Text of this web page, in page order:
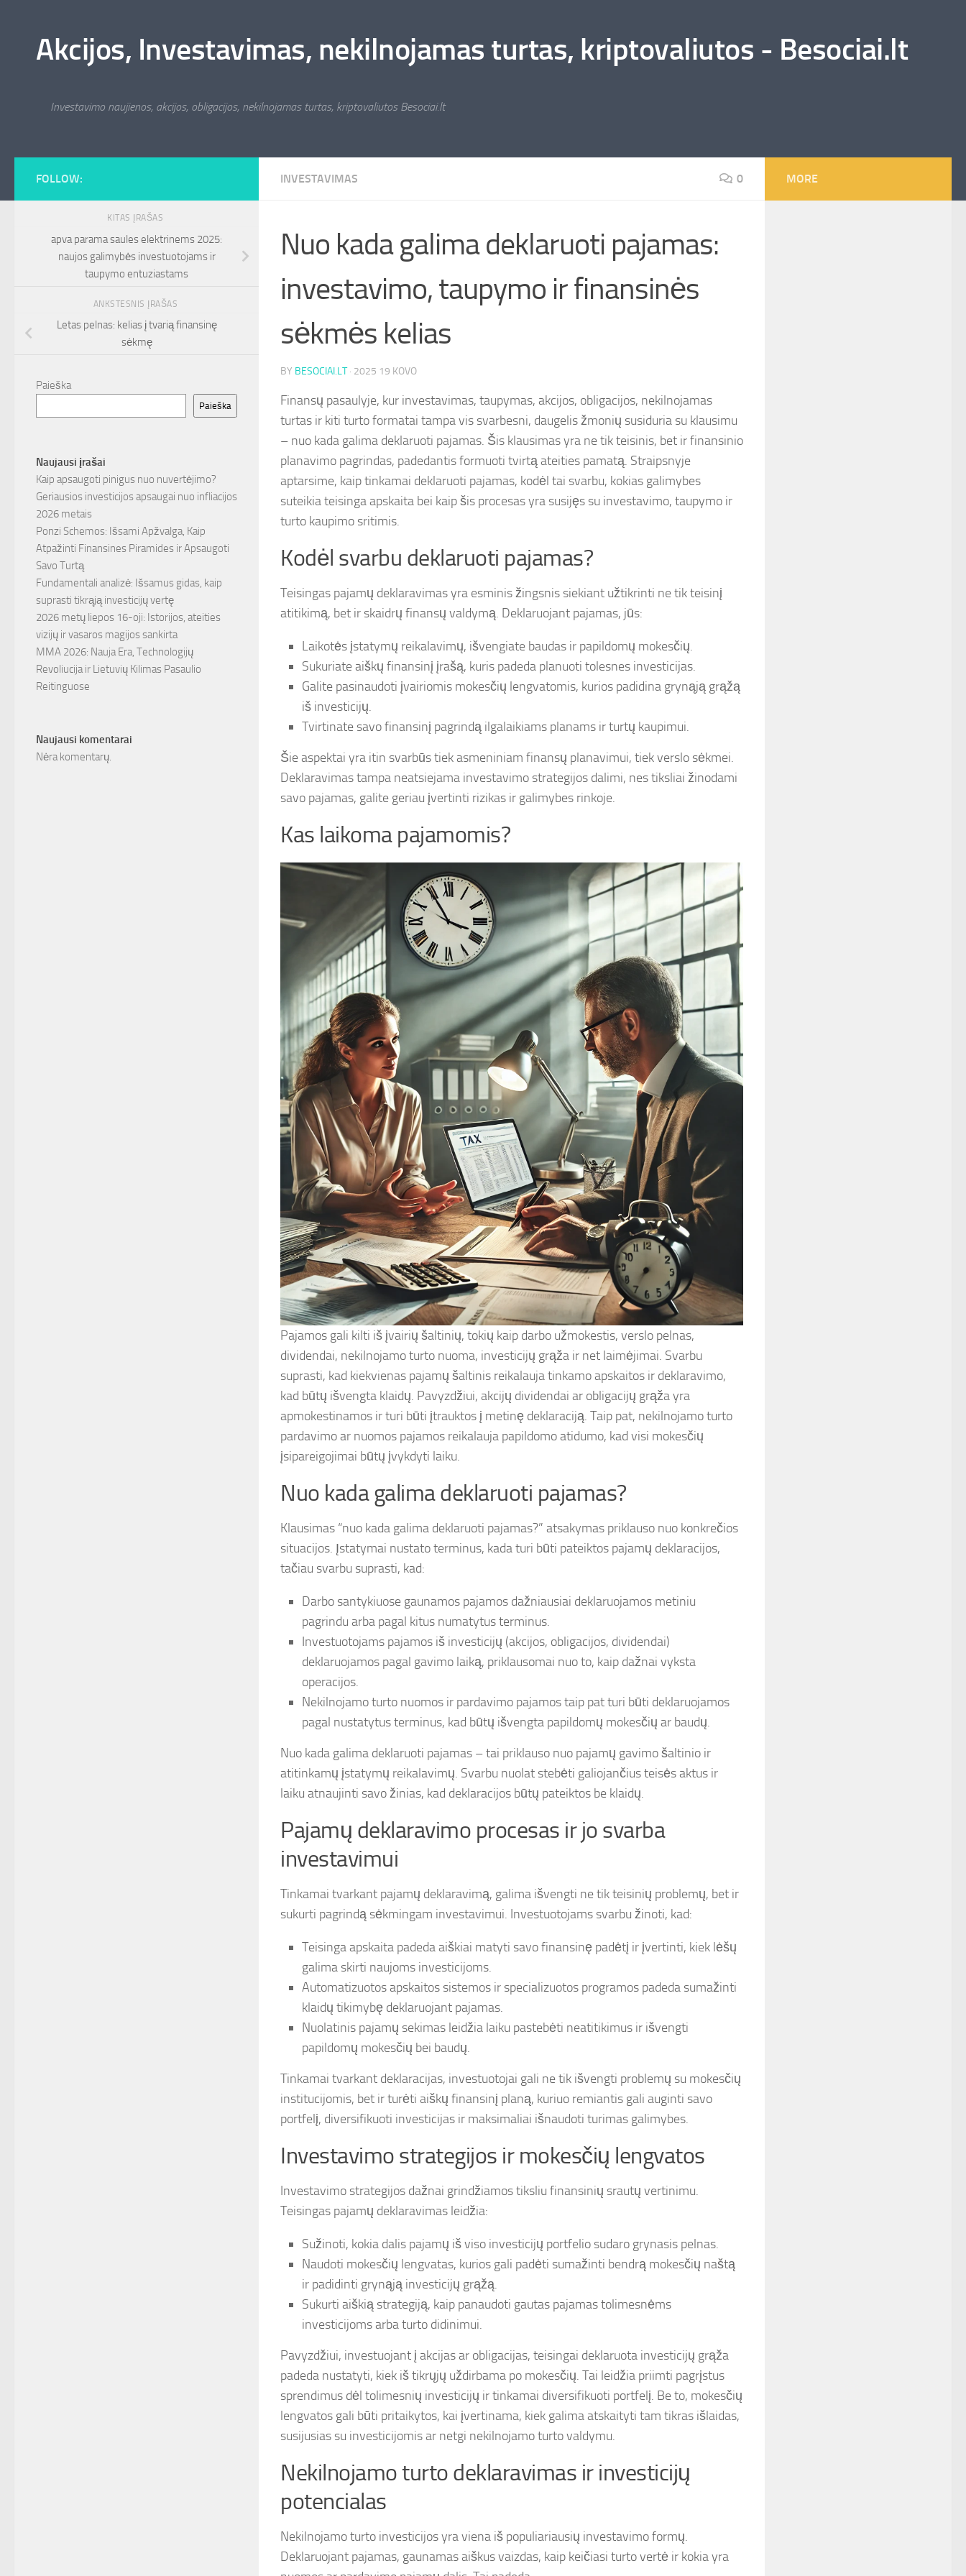
Akcijos, Investavimas, nekilnojamas turtas, kriptovaliutos - Besociai.lt
Investavimo naujienos, akcijos, obligacijos, nekilnojamas turtas, kriptovaliutos Besociai.lt
INVESTAVIMAS 0
Nuo kada galima deklaruoti pajamas:
investavimo, taupymo ir finansinės
sėkmės kelias
BY BESOCIAI.LT · 2025 19 KOVO
Finansų pasaulyje, kur investavimas, taupymas, akcijos, obligacijos, nekilnojamas
turtas ir kiti turto formatai tampa vis svarbesni, daugelis žmonių susiduria su klausimu
– nuo kada galima deklaruoti pajamas. Šis klausimas yra ne tik teisinis, bet ir finansinio
planavimo pagrindas, padedantis formuoti tvirtą ateities pamatą. Straipsnyje
aptarsime, kaip tinkamai deklaruoti pajamas, kodėl tai svarbu, kokias galimybes
suteikia teisinga apskaita bei kaip šis procesas yra susijęs su investavimo, taupymo ir
turto kaupimo sritimis.
Kodėl svarbu deklaruoti pajamas?
Teisingas pajamų deklaravimas yra esminis žingsnis siekiant užtikrinti ne tik teisinį
atitikimą, bet ir skaidrų finansų valdymą. Deklaruojant pajamas, jūs:
Laikotės įstatymų reikalavimų, išvengiate baudas ir papildomų mokesčių.
Sukuriate aiškų finansinį įrašą, kuris padeda planuoti tolesnes investicijas.
Galite pasinaudoti įvairiomis mokesčių lengvatomis, kurios padidina grynąją grąžą
iš investicijų.
Tvirtinate savo finansinį pagrindą ilgalaikiams planams ir turtų kaupimui.
Šie aspektai yra itin svarbūs tiek asmeniniam finansų planavimui, tiek verslo sėkmei.
Deklaravimas tampa neatsiejama investavimo strategijos dalimi, nes tiksliai žinodami
savo pajamas, galite geriau įvertinti rizikas ir galimybes rinkoje.
Kas laikoma pajamomis?
Pajamos gali kilti iš įvairių šaltinių, tokių kaip darbo užmokestis, verslo pelnas,
dividendai, nekilnojamo turto nuoma, investicijų grąža ir net laimėjimai. Svarbu
suprasti, kad kiekvienas pajamų šaltinis reikalauja tinkamo apskaitos ir deklaravimo,
kad būtų išvengta klaidų. Pavyzdžiui, akcijų dividendai ar obligacijų grąža yra
apmokestinamos ir turi būti įtrauktos į metinę deklaraciją. Taip pat, nekilnojamo turto
pardavimo ar nuomos pajamos reikalauja papildomo atidumo, kad visi mokesčių
įsipareigojimai būtų įvykdyti laiku.
Nuo kada galima deklaruoti pajamas?
Klausimas “nuo kada galima deklaruoti pajamas?” atsakymas priklauso nuo konkrečios
situacijos. Įstatymai nustato terminus, kada turi būti pateiktos pajamų deklaracijos,
tačiau svarbu suprasti, kad:
Darbo santykiuose gaunamos pajamos dažniausiai deklaruojamos metiniu
pagrindu arba pagal kitus numatytus terminus.
Investuotojams pajamos iš investicijų (akcijos, obligacijos, dividendai)
deklaruojamos pagal gavimo laiką, priklausomai nuo to, kaip dažnai vyksta
operacijos.
Nekilnojamo turto nuomos ir pardavimo pajamos taip pat turi būti deklaruojamos
pagal nustatytus terminus, kad būtų išvengta papildomų mokesčių ar baudų.
Nuo kada galima deklaruoti pajamas – tai priklauso nuo pajamų gavimo šaltinio ir
atitinkamų įstatymų reikalavimų. Svarbu nuolat stebėti galiojančius teisės aktus ir
laiku atnaujinti savo žinias, kad deklaracijos būtų pateiktos be klaidų.
Pajamų deklaravimo procesas ir jo svarba
investavimui
Tinkamai tvarkant pajamų deklaravimą, galima išvengti ne tik teisinių problemų, bet ir
sukurti pagrindą sėkmingam investavimui. Investuotojams svarbu žinoti, kad:
Teisinga apskaita padeda aiškiai matyti savo finansinę padėtį ir įvertinti, kiek lėšų
galima skirti naujoms investicijoms.
Automatizuotos apskaitos sistemos ir specializuotos programos padeda sumažinti
klaidų tikimybę deklaruojant pajamas.
Nuolatinis pajamų sekimas leidžia laiku pastebėti neatitikimus ir išvengti
papildomų mokesčių bei baudų.
Tinkamai tvarkant deklaracijas, investuotojai gali ne tik išvengti problemų su mokesčių
institucijomis, bet ir turėti aiškų finansinį planą, kuriuo remiantis gali auginti savo
portfelį, diversifikuoti investicijas ir maksimaliai išnaudoti turimas galimybes.
Investavimo strategijos ir mokesčių lengvatos
Investavimo strategijos dažnai grindžiamos tiksliu finansinių srautų vertinimu.
Teisingas pajamų deklaravimas leidžia:
Sužinoti, kokia dalis pajamų iš viso investicijų portfelio sudaro grynasis pelnas.
Naudoti mokesčių lengvatas, kurios gali padėti sumažinti bendrą mokesčių naštą
ir padidinti grynąją investicijų grąžą.
Sukurti aiškią strategiją, kaip panaudoti gautas pajamas tolimesnėms
investicijoms arba turto didinimui.
Pavyzdžiui, investuojant į akcijas ar obligacijas, teisingai deklaruota investicijų grąža
padeda nustatyti, kiek iš tikrųjų uždirbama po mokesčių. Tai leidžia priimti pagrįstus
sprendimus dėl tolimesnių investicijų ir tinkamai diversifikuoti portfelį. Be to, mokesčių
lengvatos gali būti pritaikytos, kai įvertinama, kiek galima atskaityti tam tikras išlaidas,
susijusias su investicijomis ar netgi nekilnojamo turto valdymu.
Nekilnojamo turto deklaravimas ir investicijų
potencialas
Nekilnojamo turto investicijos yra viena iš populiariausių investavimo formų.
Deklaruojant pajamas, gaunamas aiškus vaizdas, kaip keičiasi turto vertė ir kokia yra
FOLLOW:
KITAS ĮRAŠAS
apva parama saules elektrinems 2025:
naujos galimybės investuotojams ir
taupymo entuziastams
ANKSTESNIS ĮRAŠAS
Letas pelnas: kelias į tvarią finansinę
sėkmę
Paieška
Paieška
Naujausi įrašai
Kaip apsaugoti pinigus nuo nuvertėjimo?
Geriausios investicijos apsaugai nuo infliacijos
2026 metais
Ponzi Schemos: Išsami Apžvalga, Kaip
Atpažinti Finansines Piramides ir Apsaugoti
Savo Turtą
Fundamentali analizė: Išsamus gidas, kaip
suprasti tikrąją investicijų vertę
2026 metų liepos 16-oji: Istorijos, ateities
vizijų ir vasaros magijos sankirta
MMA 2026: Nauja Era, Technologijų
Revoliucija ir Lietuvių Kilimas Pasaulio
Reitinguose
Naujausi komentarai
Nėra komentarų.
MORE